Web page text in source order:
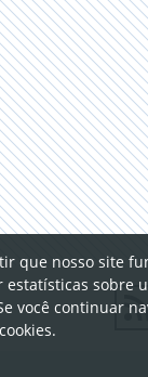
que nosso site
sobre
você continuar